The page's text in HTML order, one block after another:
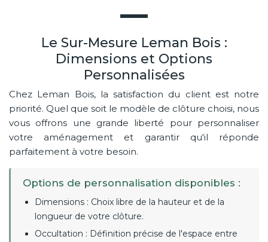
Le Sur-Mesure Leman Bois :
Dimensions et Options
Personnalisées
Chez Leman Bois, la satisfaction du client est notre
priorité. Quel que soit le modèle de clôture choisi, nous
vous offrons une grande liberté pour personnaliser
votre aménagement et garantir qu'il réponde
parfaitement à votre besoin.
Options de personnalisation disponibles :
Dimensions : Choix libre de la hauteur et de la
longueur de votre clôture.
Occultation : Définition précise de l'espace entre